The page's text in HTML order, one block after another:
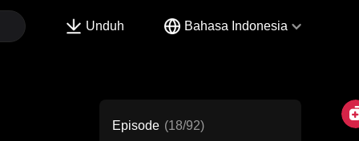
Unduh Bahasa Indonesia
Episode (18/92)